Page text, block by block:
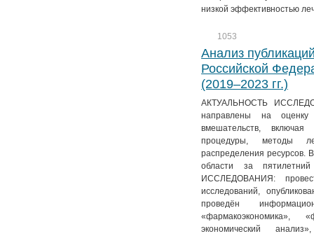
низкой эффективностью
1053
Анализ
Российской
(2019–2023 гг.)
АКТУАЛЬНОСТЬ
направлены на оценку
вмешательств, включая
процедуры, методы
распределения ресурсов.
области за
ИССЛЕДОВАНИЯ:
исследований,
проведён
«фармакоэкономика»,
экономический